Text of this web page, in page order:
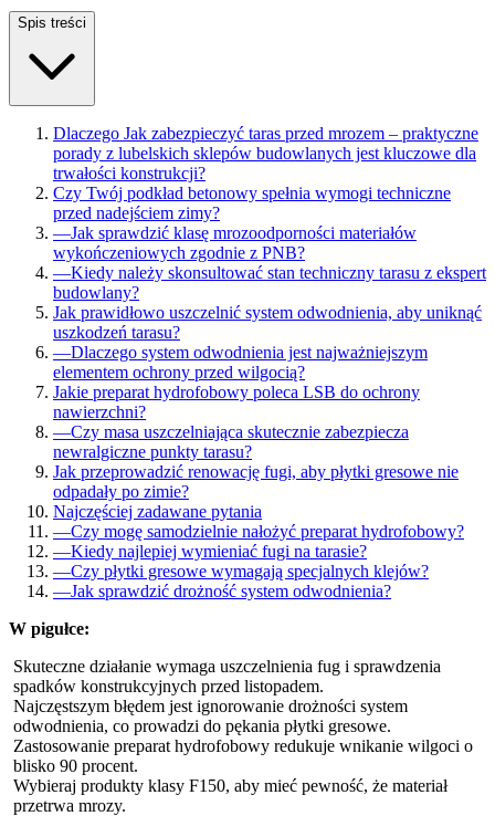
Spis treści
Dlaczego Jak zabezpieczyć taras przed mrozem – praktyczne
porady z lubelskich sklepów budowlanych jest kluczowe dla
trwałości konstrukcji?
Czy Twój podkład betonowy spełnia wymogi techniczne
przed nadejściem zimy?
—Jak sprawdzić klasę mrozoodporności materiałów
wykończeniowych zgodnie z PNB?
—Kiedy należy skonsultować stan techniczny tarasu z ekspert
budowlany?
Jak prawidłowo uszczelnić system odwodnienia, aby uniknąć
uszkodzeń tarasu?
—Dlaczego system odwodnienia jest najważniejszym
elementem ochrony przed wilgocią?
Jakie preparat hydrofobowy poleca LSB do ochrony
nawierzchni?
—Czy masa uszczelniająca skutecznie zabezpiecza
newralgiczne punkty tarasu?
Jak przeprowadzić renowację fugi, aby płytki gresowe nie
odpadały po zimie?
Najczęściej zadawane pytania
—Czy mogę samodzielnie nałożyć preparat hydrofobowy?
—Kiedy najlepiej wymieniać fugi na tarasie?
—Czy płytki gresowe wymagają specjalnych klejów?
—Jak sprawdzić drożność system odwodnienia?
W pigułce:
Skuteczne działanie wymaga uszczelnienia fug i sprawdzenia
spadków konstrukcyjnych przed listopadem.
Najczęstszym błędem jest ignorowanie drożności system
odwodnienia, co prowadzi do pękania płytki gresowe.
Zastosowanie preparat hydrofobowy redukuje wnikanie wilgoci o
blisko 90 procent.
Wybieraj produkty klasy F150, aby mieć pewność, że materiał
przetrwa mrozy.